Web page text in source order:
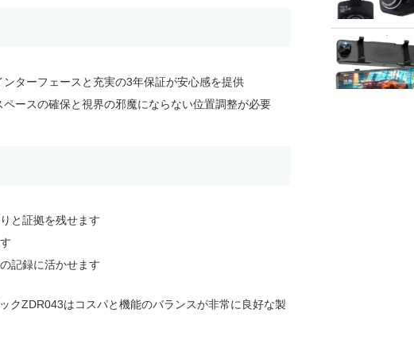
ターフェースと充実の3年保証が安心感を提供
ースの確保と視界の邪魔にならない位置調整が必要
と証拠を残せます
記録に活かせます
クZDR043はコスパと機能のバランスが非常に良好な製